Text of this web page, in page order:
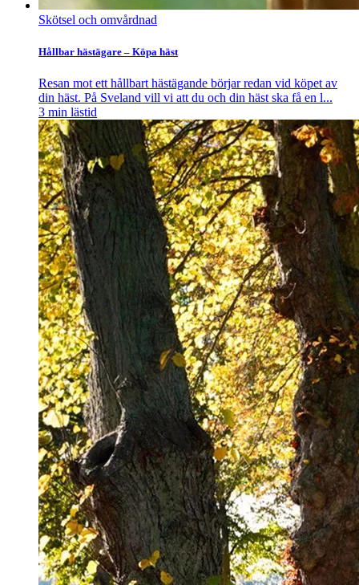
Skötsel och omvårdnad
Hållbar hästägare – Köpa häst
Resan mot ett hållbart hästägande börjar redan vid köpet av
din häst. På Sveland vill vi att du och din häst ska få en l...
3 min lästid